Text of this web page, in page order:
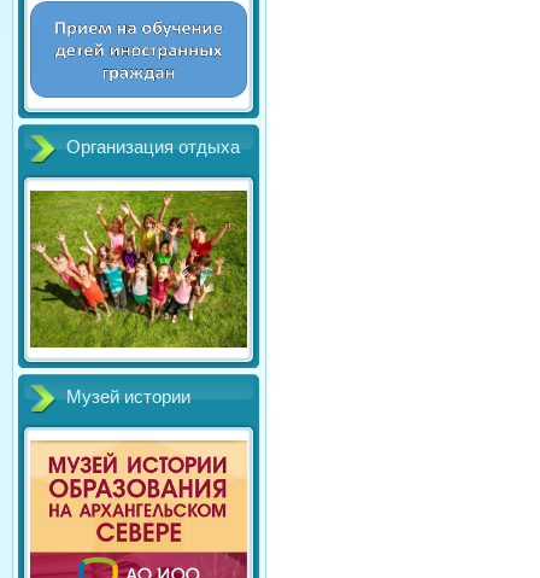
Организация отдыха
Музей истории